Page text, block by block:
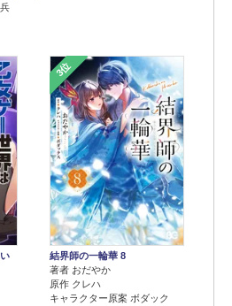
3位
結界師の一輪華 8
著者 おだやか
原作 クレハ
キャラクター原案 ボダック